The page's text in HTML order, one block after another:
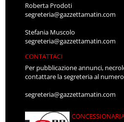
Roberta Prodoti
segreteria@gazzettamatin.com
Stefania Muscolo
segreteria@gazzettamatin.com
CONTATTACI
Per pubblicazione annunci,
contattare la segreteria al
segreteria@gazzettamatin.com